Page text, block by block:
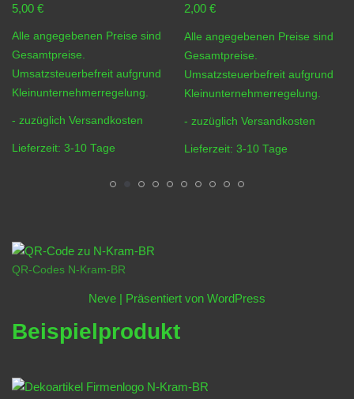
5,00 €
Alle angegebenen Preise sind
Gesamtpreise.
Umsatzsteuerbefreit aufgrund
Kleinunternehmerregelung.
- zuzüglich Versandkosten
Lieferzeit: 3-10 Tage
2,00 €
Alle angegebenen Preise sind
Gesamtpreise.
Umsatzsteuerbefreit aufgrund
Kleinunternehmerregelung.
- zuzüglich Versandkosten
Lieferzeit: 3-10 Tage
QR-Codes N-Kram-BR
Neve | Präsentiert von WordPress
Beispielprodukt